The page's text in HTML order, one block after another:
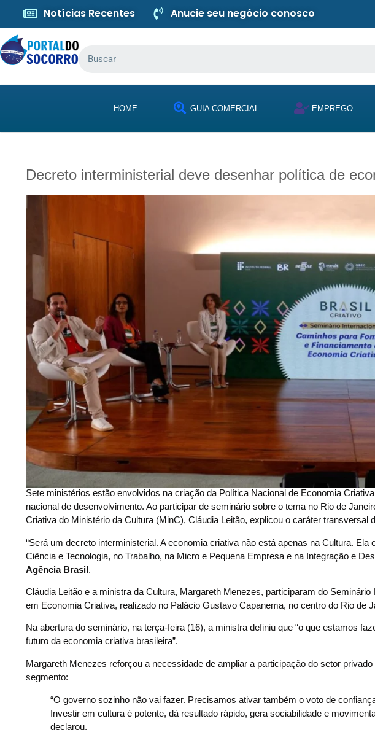
Notícias Recentes Anucie seu negócio conosco
HOME GUIA COMERCIAL EMPREGO
Decreto interministerial deve desenhar política de
Sete ministérios estão envolvidos na criação da Política Nacional de Economia
nacional de desenvolvimento. Ao participar de seminário sobre o tema no Rio de
Criativa do Ministério da Cultura (MinC), Cláudia Leitão, explicou o caráter transversal
“Será um decreto interministerial. A economia criativa não está apenas na Cultura.
Ciência e Tecnologia, no Trabalho, na Micro e Pequena Empresa e na Integração e
Agência Brasil.
Cláudia Leitão e a ministra da Cultura, Margareth Menezes, participaram do
em Economia Criativa, realizado no Palácio Gustavo Capanema, no centro do Rio de
Na abertura do seminário, na terça-feira (16), a ministra definiu que “o que estamos
futuro da economia criativa brasileira”.
Margareth Menezes reforçou a necessidade de ampliar a participação do setor
segmento:
“O governo sozinho não vai fazer. Precisamos ativar também o voto de
Investir em cultura é potente, dá resultado rápido, gera sociabilidade e
declarou.